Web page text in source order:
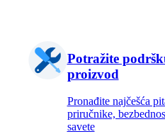
Potražite
proizvod
Pronađite najčešća
priručnike,
savete